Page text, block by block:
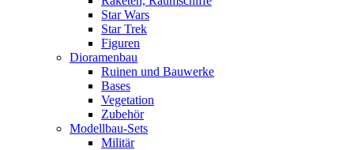
Star Wars
Star Trek
Figuren
Dioramenbau
Ruinen und Bauwerke
Bases
Vegetation
Zubehör
Modellbau-Sets
Militär